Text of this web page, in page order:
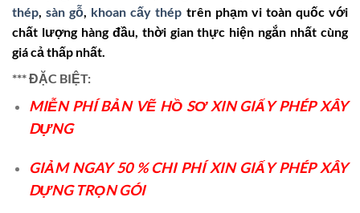
thép,sàn gỗ, khoan cấy thép trên phạm vi toàn quốc với
chất lượng hàng đầu, thời gian thực hiện ngắn nhất cùng
giá cả thấp nhất.
*** ĐẶC BIỆT:
MIỄN PHÍ BẢN VẼ HỒ SƠ XIN GIẤY PHÉP XÂY
DỰNG
GIẢM NGAY 50 % CHI PHÍ XIN GIẤY PHÉP XÂY
DỰNG TRỌN GÓI